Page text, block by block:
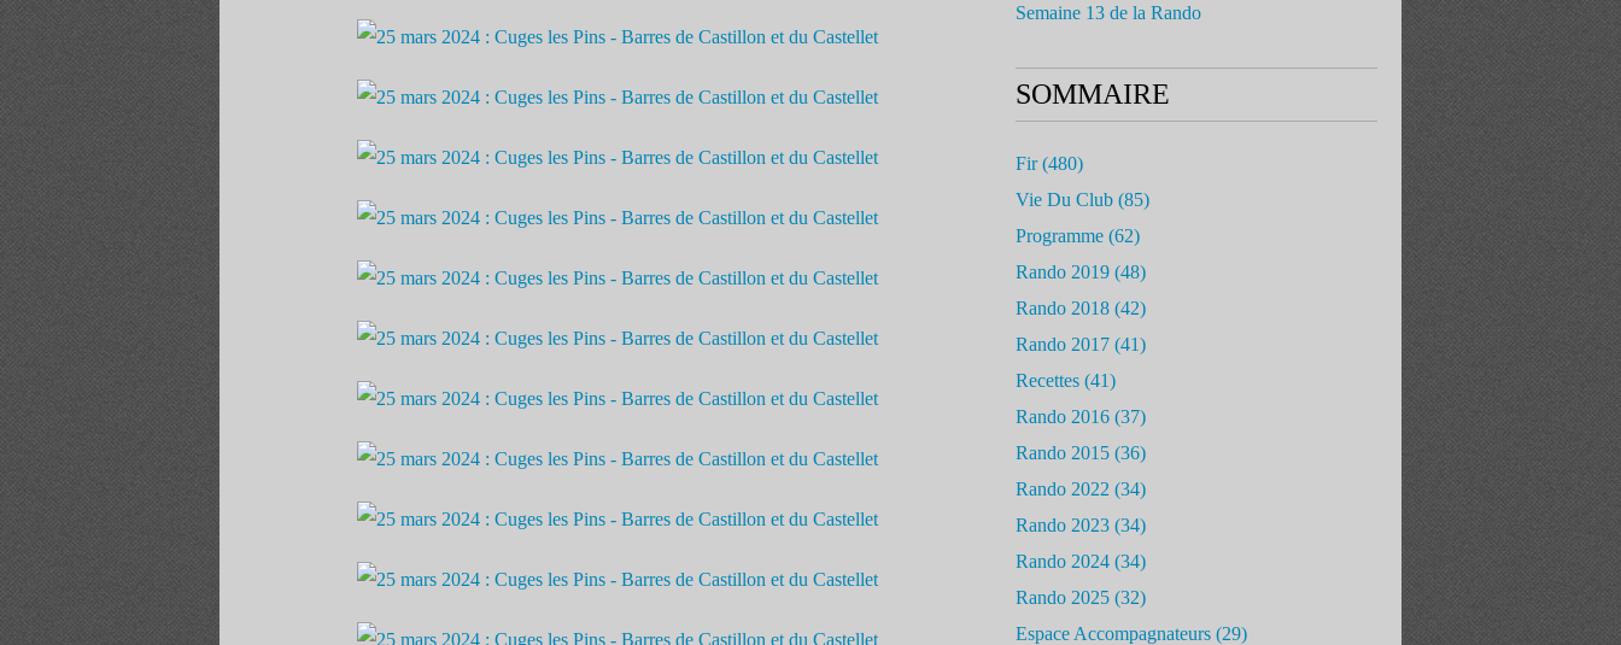
Semaine 13 de la Rando
SOMMAIRE
Fir(480)
Vie Du Club (85)
Programme (62)
Rando 2019 (48)
Rando 2018 (42)
Rando 2017 (41)
Recettes (41)
Rando 2016 (37)
Rando 2015 (36)
Rando 2022 (34)
Rando 2023 (34)
Rando 2024 (34)
Rando 2025 (32)
Espace Accompagnateurs (29)